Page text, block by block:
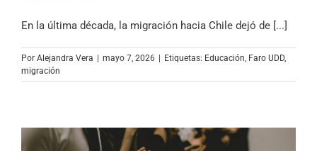
En la última década, la migración hacia Chile dejó de [...]
Por Alejandra Vera | mayo 7, 2026 | Etiquetas: Educación Faro UDD,
migración